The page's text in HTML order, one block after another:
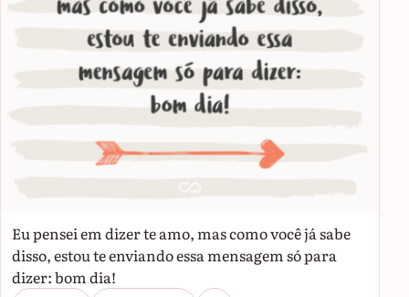
Eu pensei em dizer te amo, mas como você já sabe
disso, estou te enviando essa mensagem só para
dizer: bom dia!